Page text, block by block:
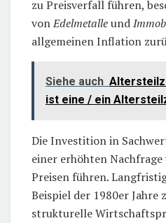
zu Preisverfall führen,
vonEdelmetalleund
allgemeinen Inflation
Siehe auch
ist eine / ein
Die Investition in
einer erhöhten
Preisen führen.
Beispiel der 1980er Jahre
strukturelle